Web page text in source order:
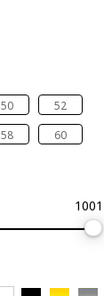
50
52
58 60
1001